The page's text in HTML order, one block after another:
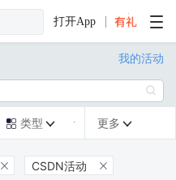
打开App
我的活动

 类型  更多 
 CSDN活动 